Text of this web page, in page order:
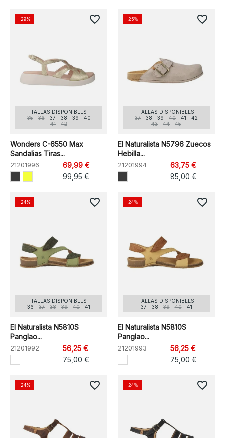
TALLAS DISPONIBLES
35
36 37 38 39
40
41
42
Wonders C-6550 Max
Sandalias Tiras...
21201996
69,99 €
99,95 €
-29% favorite_border
TALLAS DISPONIBLES
37
38 39 40 41
42
43
44 45
El Naturalista N5796 Zuecos
Hebilla...
21201994
63,75 €
85,00 €
-25% favorite_border
TALLAS DISPONIBLES
36
37 38 39 40 41
El Naturalista N5810S
Panglao...
21201992
56,25 €
75,00 €
-24% favorite_border
TALLAS DISPONIBLES
37
38 39 40 41
El Naturalista N5810S
Panglao...
21201993
56,25 €
75,00 €
-24% favorite_border
-24% favorite_border -24% favorite_border